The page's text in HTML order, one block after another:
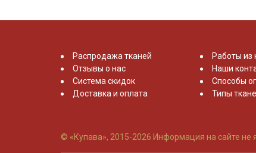
Распродажа тканей
Отзывы о нас
Система скидок
Доставка и оплата
Работы из
Наши
Способы
Типы
© «Купава», 2015-2026 Информация на сайте не